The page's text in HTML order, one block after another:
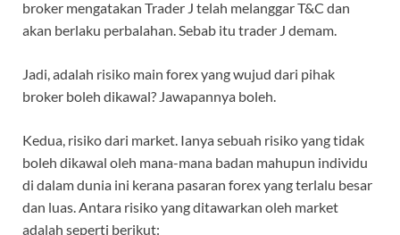
broker mengatakan Trader J telah melanggar T&C dan
akan berlaku perbalahan. Sebab itu trader J demam.
Jadi, adalah risiko main forex yang wujud dari pihak
broker boleh dikawal? Jawapannya boleh.
Kedua, risiko dari market. Ianya sebuah risiko yang tidak
boleh dikawal oleh mana-mana badan mahupun individu
di dalam dunia ini kerana pasaran forex yang terlalu besar
dan luas. Antara risiko yang ditawarkan oleh market
adalah seperti berikut: